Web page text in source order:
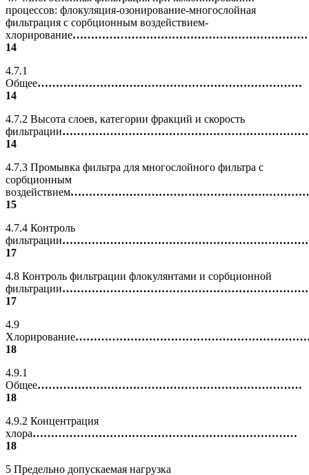
процессов: флокуляция-озонирование-многослойная
фильтрация с сорбционным воздействием-
хлорирование
14
4.7.1
Общее………………………………………………………………
14
4.7.2 Высота слоев, категории фракций и скорость
фильтрации
14
4.7.3 Промывка фильтра для многослойного фильтра с
сорбционным
воздействием
15
4.7.4 Контроль
фильтрации
17
4.8 Контроль фильтрации флокулянтами и сорбционной
фильтрации
17
4.9
Хлорирование
18
4.9.1
Общее………………………………………………………………
18
4.9.2 Концентрация
хлора………………………………………………………………
18
5 Предельно допускаемая нагрузка